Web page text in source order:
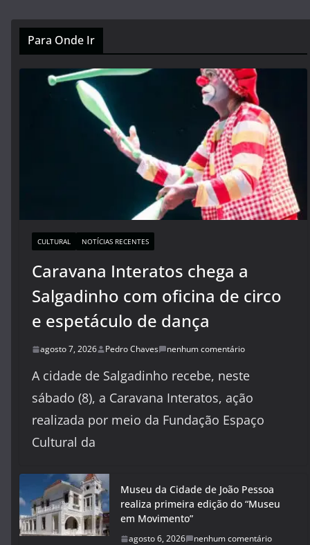
Para Onde Ir
CULTURAL NOTÍCIAS RECENTES
Caravana Interatos chega a
Salgadinho com oficina de circo
e espetáculo de dança
agosto 7, 2026 Pedro Chaves nenhum comentário
A cidade de Salgadinho recebe, neste
sábado (8), a Caravana Interatos, ação
realizada por meio da Fundação Espaço
Cultural da
Museu da Cidade de João Pessoa
realiza primeira edição do “Museu
em Movimento”
agosto 6, 2026 nenhum comentário